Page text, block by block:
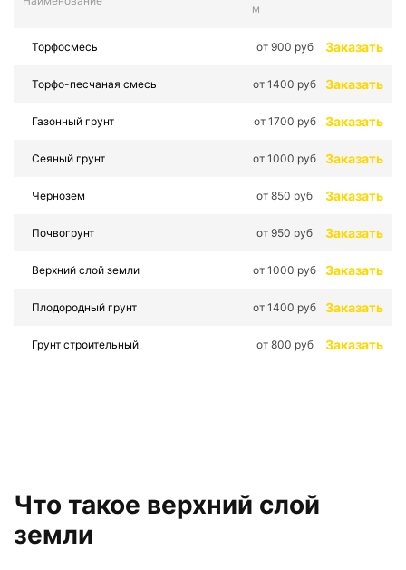
м
Торфосмесь от 900 руб Заказать
Торфо-песчаная смесь от 1400 руб Заказать
Газонный грунт от 1700 руб Заказать
Сеяный грунт от 1000 руб Заказать
Чернозем от 850 руб Заказать
Почвогрунт от 950 руб Заказать
Верхний слой земли от 1000 руб Заказать
Плодородный грунт от 1400 руб Заказать
Грунт строительный от 800 руб Заказать
Что такое верхний слой
земли